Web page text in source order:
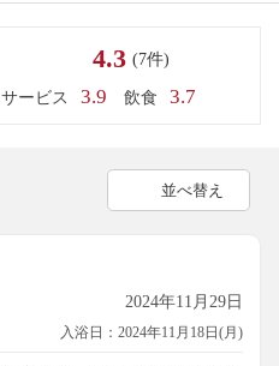
4.3 (7件)
サービス 3.9 飲食 3.7
並べ替え
2024年11月29日
入浴日：2024年11月18日(月)